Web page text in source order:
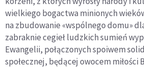
wielkiego bogactwa minionych
na zbudowanie «wspólnego domu»
zabraknie cegieł ludzkich sumień
Ewangelii, połączonych spoiwem
społecznej, będącej owocem miłości